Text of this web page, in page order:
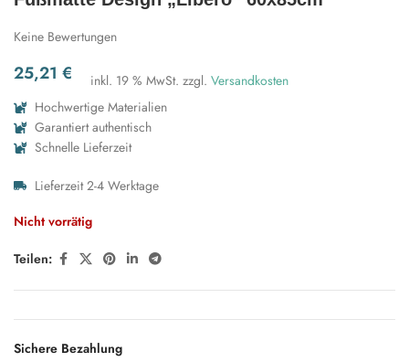
Keine Bewertungen
25,21 € inkl. 19 % MwSt. zzgl. Versandkosten
Hochwertige Materialien
Garantiert authentisch
Schnelle Lieferzeit
Lieferzeit 2-4 Werktage
Nicht vorrätig
Teilen:
Sichere Bezahlung